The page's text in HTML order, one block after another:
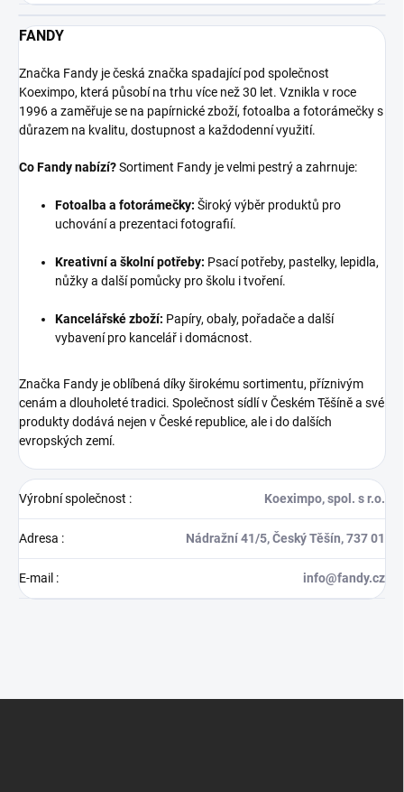
FANDY
Značka Fandy je česká značka spadající pod společnost
Koeximpo, která působí na trhu více než 30 let. Vznikla v roce
1996 a zaměřuje se na papírnické zboží, fotoalba a fotorámečky s
důrazem na kvalitu, dostupnost a každodenní využití.
Co Fandy nabízí?Sortiment Fandy je velmi pestrý a zahrnuje:
Fotoalba a fotorámečky: Široký výběr produktů pro
uchování a prezentaci fotografií.
Kreativní a školní potřeby: Psací potřeby, pastelky, lepidla,
nůžky a další pomůcky pro školu i tvoření.
Kancelářské zboží: Papíry, obaly, pořadače a další
vybavení pro kancelář i domácnost.
Značka Fandy je oblíbená díky širokému sortimentu, příznivým
cenám a dlouholeté tradici. Společnost sídlí v Českém Těšíně a své
produkty dodává nejen v České republice, ale i do dalších
evropských zemí.
Výrobní společnost : Koeximpo, spol. s r.o.
Adresa : Nádražní 41/5, Český Těšín, 737 01
E-mail : info@fandy.cz